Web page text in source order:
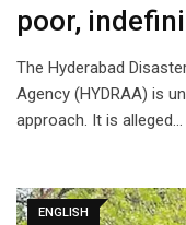
poor,
The Hyderabad
Agency (HYDRAA) is
approach. It is alleged…
ENGLISH